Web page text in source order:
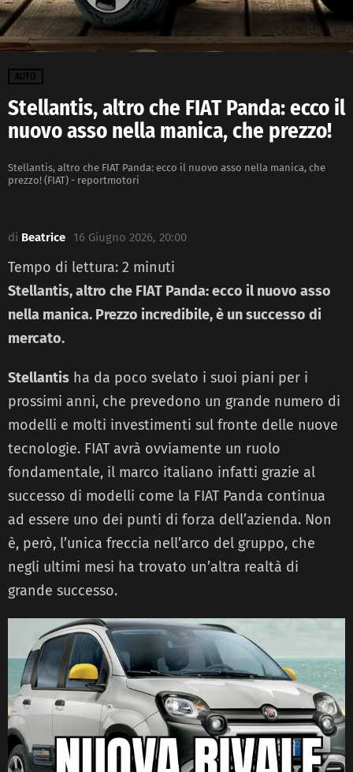
AUTO
Stellantis, altro che FIAT Panda: ecco il
nuovo asso nella manica, che prezzo!
Stellantis, altro che FIAT Panda: ecco il nuovo asso nella manica, che
prezzo! (FIAT) - reportmotori
di Beatrice 16 Giugno 2026, 20:00
Tempo di lettura: 2 minuti
Stellantis, altro che FIAT Panda: ecco il nuovo asso
nella manica. Prezzo incredibile, è un successo di
mercato.
Stellantis ha da poco svelato i suoi piani per i
prossimi anni, che prevedono un grande numero di
modelli e molti investimenti sul fronte delle nuove
tecnologie. FIAT avrà ovviamente un ruolo
fondamentale, il marco italiano infatti grazie al
successo di modelli come la FIAT Panda continua
ad essere uno dei punti di forza dell’azienda. Non
è, però, l’unica freccia nell’arco del gruppo, che
negli ultimi mesi ha trovato un’altra realtà di
grande successo.